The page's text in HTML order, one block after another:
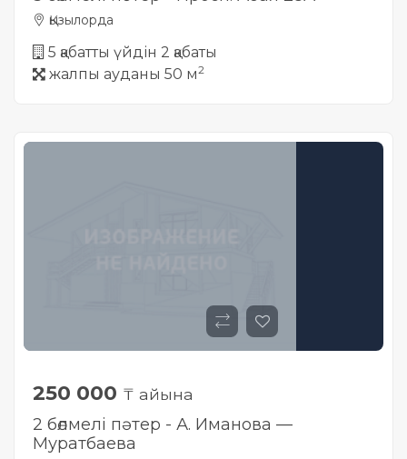
Қызылорда
5 қабатты үйдін 2 қабаты
жалпы ауданы 50 м2
250 000 ₸ айына
2 бөлмелі пәтер - А. Иманова —
Муратбаева